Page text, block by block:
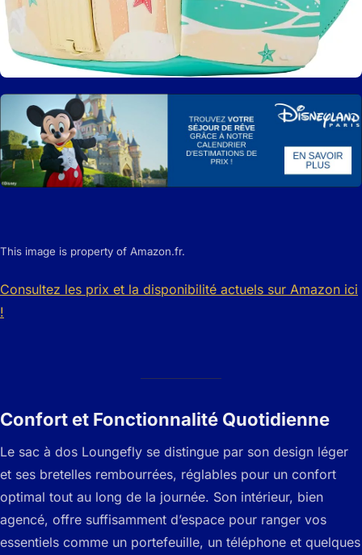
This image is property of Amazon.fr.
Consultez les prix et la disponibilité actuels sur Amazon ici
!
Confort et Fonctionnalité Quotidienne
Le sac à dos Loungefly se distingue par son design léger
et ses bretelles rembourrées, réglables pour un confort
optimal tout au long de la journée. Son intérieur, bien
agencé, offre suffisamment d’espace pour ranger vos
essentiels comme un portefeuille, un téléphone et quelques